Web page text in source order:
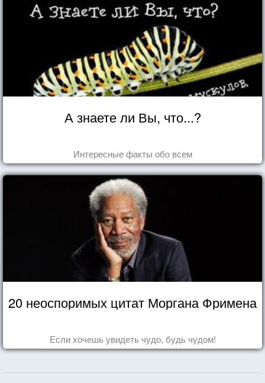
А знаете ли Вы, что...?
Интересные факты обо всем
20 неоспоримых цитат Моргана Фримена
Если хочешь увидеть чудо, будь чудом!